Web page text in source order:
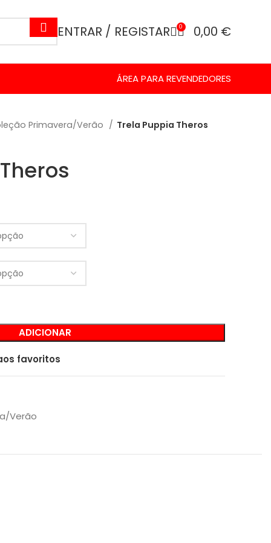
ENTRAR / REGISTAR 0 0,00 €
ÁREA PARA REVENDEDORES
Primavera/Verão Trela Puppia Theros
ADICIONAR
favoritos
Verão